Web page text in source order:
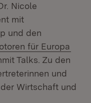
Nicole
mit
und den
für Europa
Talks. Zu den
und
Wirtschaft und